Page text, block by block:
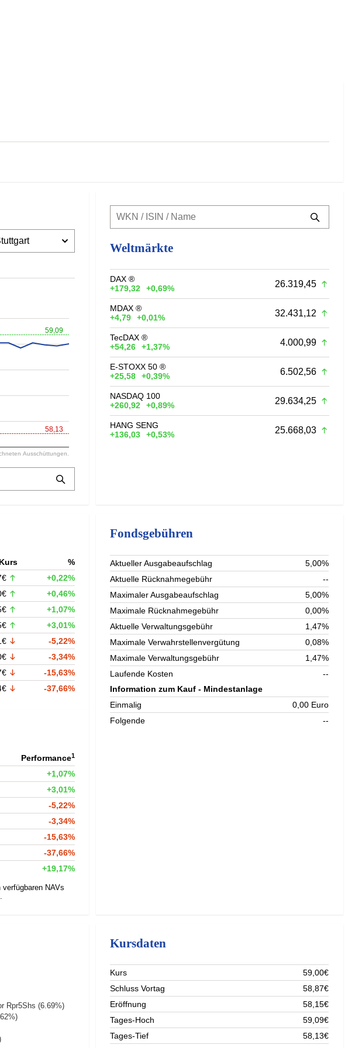
59,09
58,13
Ausschüttungen.
Weltmärkte
DAX ®
+179,32
+0,69% 26.319,45
MDAX ®
+4,79
+0,01% 32.431,12
TecDAX ®
+54,26
+1,37% 4.000,99
E-STOXX 50 ®
+25,58
+0,39% 6.502,56
NASDAQ 100
+260,92
+0,89% 29.634,25
HANG SENG
+136,03
+0,53% 25.668,03
Kurs
%
+0,22%
+0,46%
+1,07%
+3,01%
-5,22%
-3,34%
-15,63%
-37,66%
Performance1
+1,07%
+3,01%
-5,22%
-3,34%
-15,63%
-37,66%
+19,17%
NAVs
Fondsgebühren
Aktueller Ausgabeaufschlag
5,00%
Aktuelle Rücknahmegebühr
--
Maximaler Ausgabeaufschlag
5,00%
Maximale Rücknahmegebühr
0,00%
Aktuelle Verwaltungsgebühr
1,47%
Maximale Verwahrstellenvergütung
0,08%
Maximale Verwaltungsgebühr
1,47%
Laufende Kosten
--
Information zum Kauf - Mindestanlage
Einmalig
0,00 Euro
Folgende
--
Rpr5Shs (6.69%)
Kursdaten
Kurs
59,00€
Schluss Vortag
58,87€
Eröffnung
58,15€
Tages-Hoch
59,09€
Tages-Tief
58,13€